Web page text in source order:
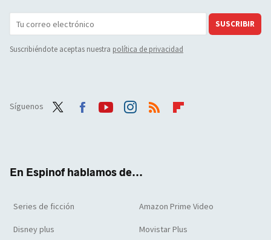
SUSCRIBIR
Suscribiéndote aceptas nuestra política de privacidad
Síguenos
En Espinof hablamos de...
Series de ficción Amazon Prime Video
Disney plus Movistar Plus